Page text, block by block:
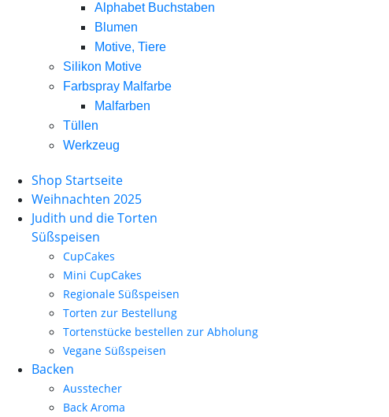
Alphabet Buchstaben
Blumen
Motive, Tiere
Silikon Motive
Farbspray Malfarbe
Malfarben
Tüllen
Werkzeug
Shop Startseite
Weihnachten 2025
Judith und die Torten
Süßspeisen
CupCakes
Mini CupCakes
Regionale Süßspeisen
Torten zur Bestellung
Tortenstücke bestellen zur Abholung
Vegane Süßspeisen
Backen
Ausstecher
Back Aroma